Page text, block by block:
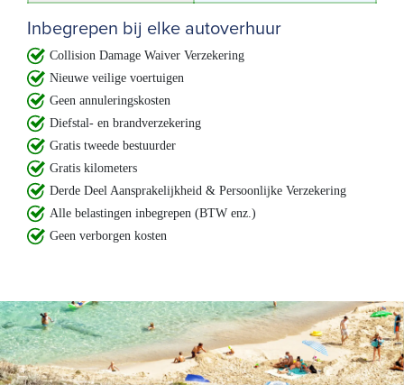
Inbegrepen bij elke autoverhuur
Collision Damage Waiver Verzekering
Nieuwe veilige voertuigen
Geen annuleringskosten
Diefstal- en brandverzekering
Gratis tweede bestuurder
Gratis kilometers
Derde Deel Aansprakelijkheid & Persoonlijke Verzekering
Alle belastingen inbegrepen (BTW enz.)
Geen verborgen kosten